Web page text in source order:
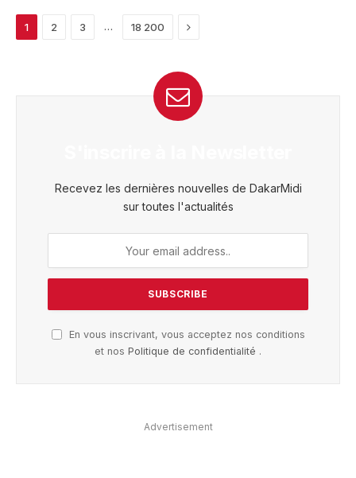
1 2 3 … 18 200 Next
Recevez les dernières nouvelles de DakarMidi
sur toutes l'actualités
En vous inscrivant, vous acceptez nos conditions
et nos Politique de confidentialité .
Advertisement